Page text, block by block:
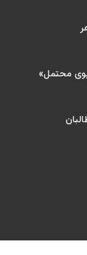
محتمل»